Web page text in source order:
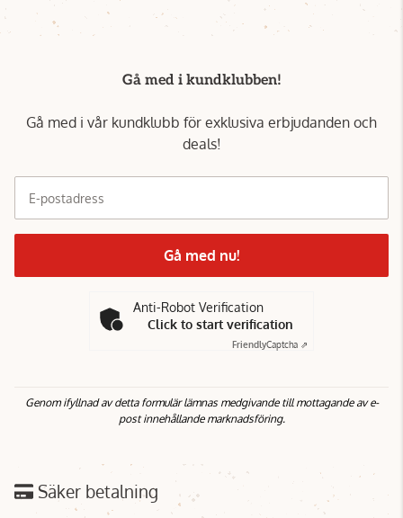
Gå med i kundklubben!
Gå med i vår kundklubb för exklusiva erbjudanden och
deals!
E-postadress
Gå med nu!
Anti-Robot Verification
Click to start verification
FriendlyCaptcha ⇗
Genom ifyllnad av detta formulär lämnas medgivande till mottagande av e-
post innehållande marknadsföring.
Säker betalning